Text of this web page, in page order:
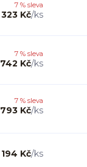
7 % sleva
323 Kč/ks
7 % sleva
742 Kč/ks
7 % sleva
793 Kč/ks
194 Kč/ks